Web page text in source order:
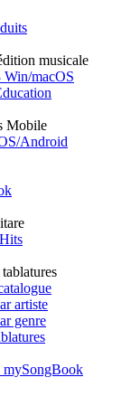
musicale
Win/macOS
Mobile
Android
artiste
genre
mySongBook